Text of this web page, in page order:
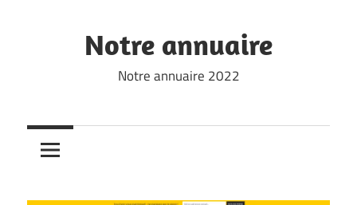
Notre annuaire
Notre annuaire 2022